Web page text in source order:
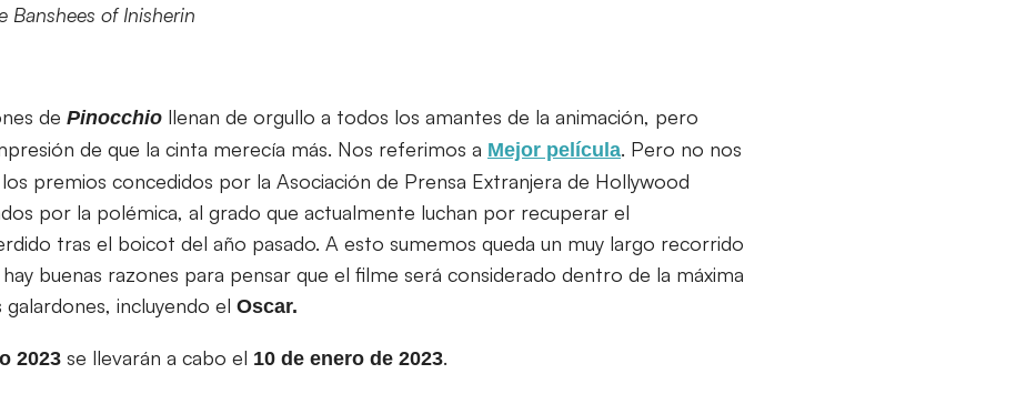
Banshees of Inisherin
de Pinocchio llenan de orgullo a todos los amantes de la animación, pero
de que la cinta merecía más. Nos referimos a Mejor película. Pero no nos
premios concedidos por la Asociación de Prensa Extranjera de Hollywood
por la polémica, al grado que actualmente luchan por recuperar el
tras el boicot del año pasado. A esto sumemos queda un muy largo recorrido
buenas razones para pensar que el filme será considerado dentro de la máxima
incluyendo el Oscar.
2023 se llevarán a cabo el 10 de enero de 2023.